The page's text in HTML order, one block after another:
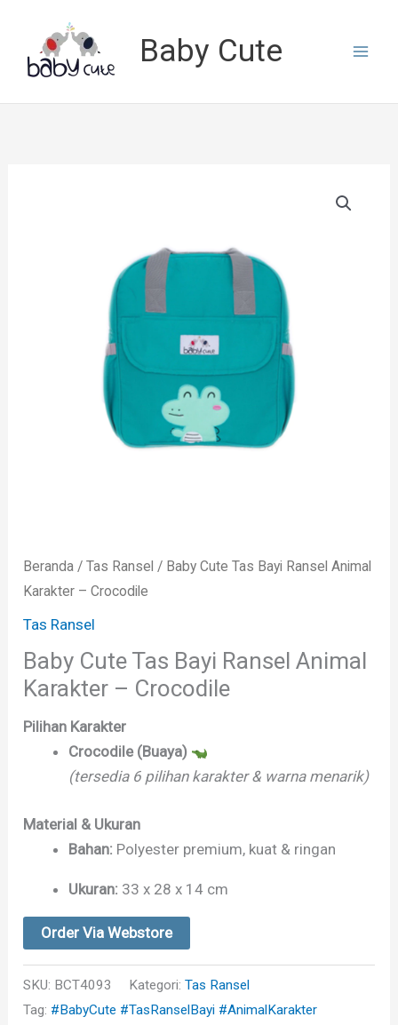
konten
Baby Cute
Beranda /Tas Ransel / Baby Cute Tas Bayi Ransel Animal
Karakter – Crocodile
Tas Ransel
Baby Cute Tas Bayi Ransel Animal
Karakter – Crocodile
Pilihan Karakter
Crocodile (Buaya)
(tersedia 6 pilihan karakter & warna menarik)
Material & Ukuran
Bahan: Polyester premium, kuat & ringan
Ukuran: 33 x 28 x 14 cm
Order Via Webstore
SKU: BCT4093 Kategori:Tas Ransel
Tag: #BabyCute #TasRanselBayi #AnimalKarakter